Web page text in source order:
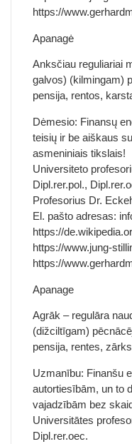
https://
Apanagė
Anksčiau reguliariai
galvos) (kilmingam)
pensija, rentos,
Dėmesio: Finansų
teisių ir be aiškaus
asmeniniais tikslais!
Universiteto
Dipl.rer.pol.,
Profesorius Dr.
El. pašto adresas:
https://
https://www.jung-
https://
Apanage
Agrāk – regulāra
(dižciltīgam)
pensija, rentes,
Uzmanību: Finanšu
autortiesībām, un to
vajadzībām bez
Universitātes
Dipl.rer.oec.